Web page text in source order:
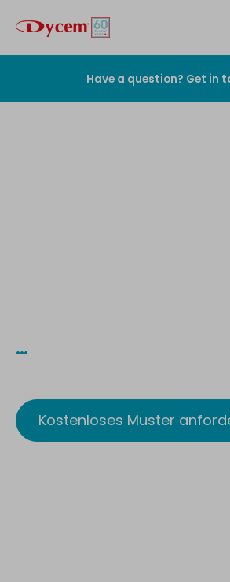
Inhalt
springen
Have a question? Get in
…
Kostenloses Muster